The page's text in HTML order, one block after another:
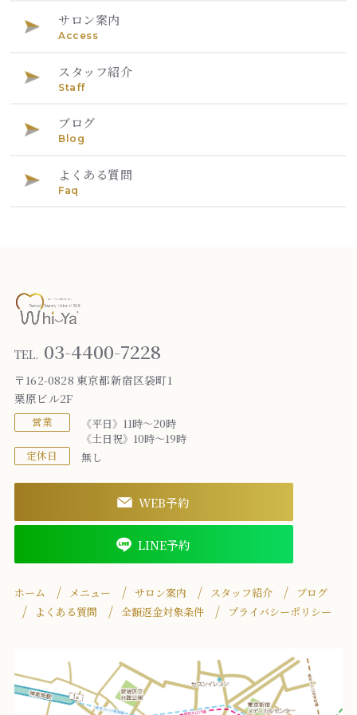
サロン案内
Access
スタッフ紹介
Staff
ブログ
Blog
よくある質問
Faq
TEL. 03-4400-7228
〒162-0828 東京都新宿区袋町1
栗原ビル2F
営業
《平日》11時～20時
《土日祝》10時～19時
定休日 無し
WEB予約
LINE予約
ホーム メニュー サロン案内 スタッフ紹介
ブログ
よくある質問
全額返金対象条件 プライバシーポリシー